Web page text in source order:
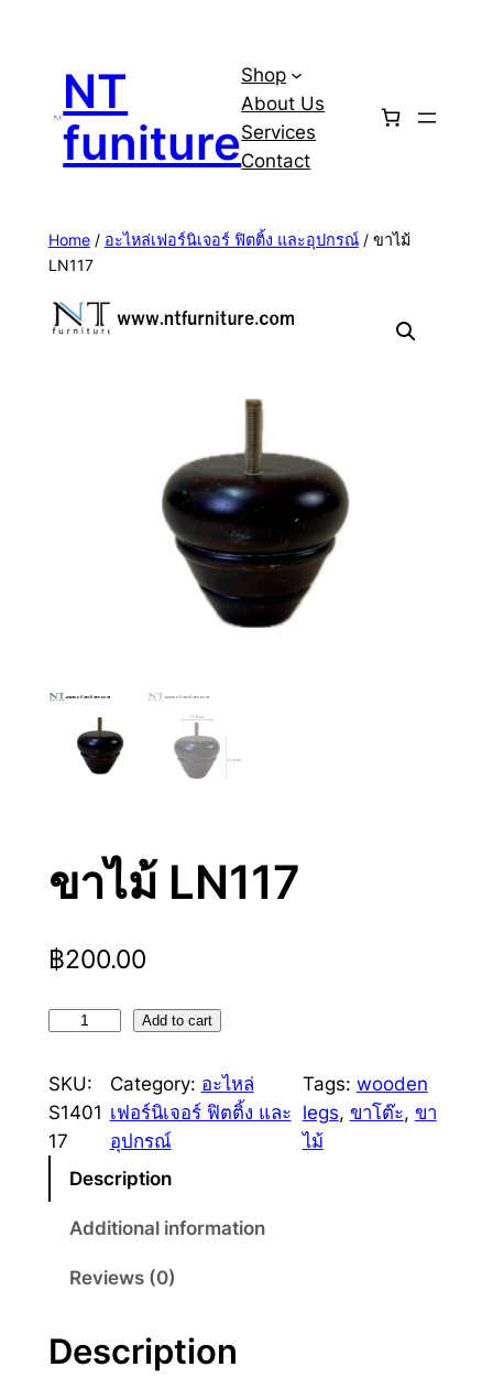
contentNT
funiture
Shop
About Us
Services
Contact
Home/ อะไหล่เฟอร์นิเจอร์ ฟิตติ้ง และอุปกรณ์/ ขาไม้
LN117
ขาไม้ LN117
฿200.00
ไ
ม้
L
a
n
Add to cart
SKU:
S1401
17
Category: อะไหล่
เฟอร์นิเจอร์ ฟิตติ้ง และ
อุปกรณ์
Tags: wooden
legs, ขาโต๊ะ, ขา
ไม้
Description
Additional information
Reviews (0)
Description